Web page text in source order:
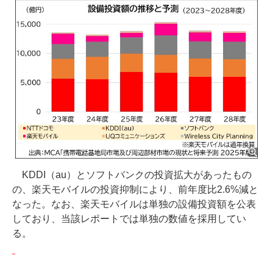
KDDI（au）とソフトバンクの投資拡大があったもの
の、楽天モバイルの投資抑制により、前年度比2.6%減と
なった。なお、楽天モバイルは単独の設備投資額を公表
しており、当該レポートでは単独の数値を採用してい
る。